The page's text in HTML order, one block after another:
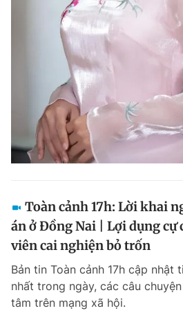
Toàn cảnh 17h: Lời khai
án ở Đồng Nai | Lợi dụng cự
viên cai nghiện bỏ trốn
Bản tin Toàn cảnh 17h cập nhật
nhất trong ngày, các câu
tâm trên mạng xã hội.